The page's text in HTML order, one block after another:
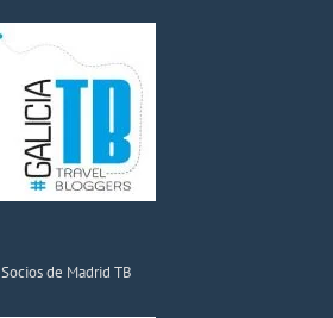
Socios de Madrid TB